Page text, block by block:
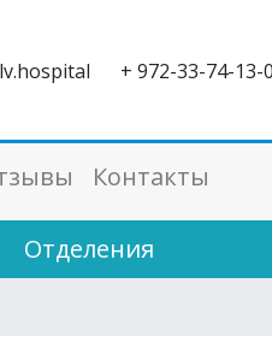
+ 972-33-74-13-
Контакты
Отделения